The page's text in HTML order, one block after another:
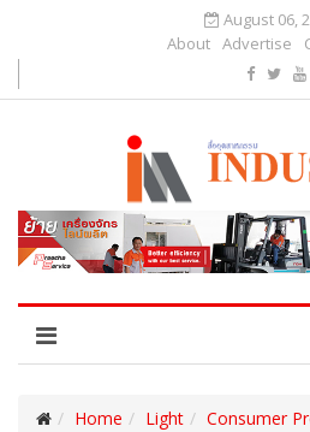
August 06,
About Advertise
Home Light Consumer